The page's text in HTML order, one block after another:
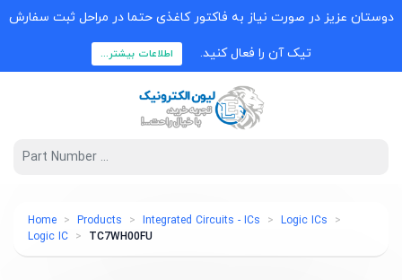
دوستان عزیز در صورت نیاز به فاکتور کاغذی حتما در مراحل ثبت سفارش
تیک آن را فعال کنید. اطلاعات بیشتر...
Home Products Integrated Circuits - ICs
Logic ICs
Logic IC
TC7WH00FU